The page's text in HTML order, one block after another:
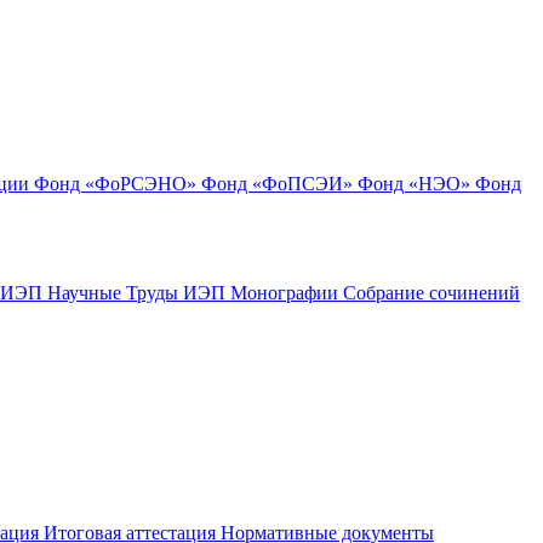
Фонд «ФоРСЭНО» Фонд «ФоПСЭИ» Фонд «НЭО» Фонд
ИЭП Научные Труды ИЭП Монографии Собрание сочинений
Итоговая аттестация Нормативные документы